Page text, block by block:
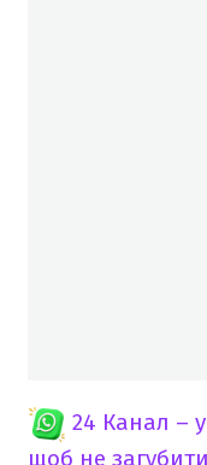
24 Канал –
щоб не